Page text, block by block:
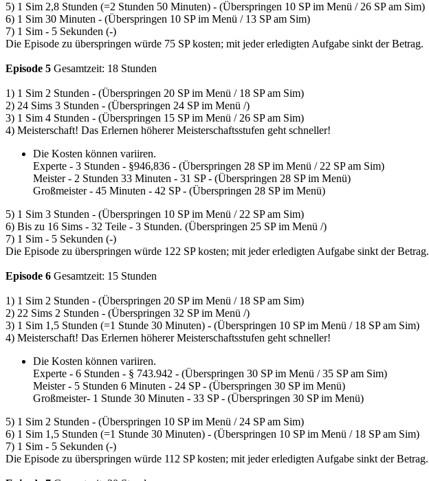
5) 1 Sim 2,8 Stunden (=2 Stunden 50 Minuten) - (Überspringen 10 SP im Menü / 26 SP am Sim)
6) 1 Sim 30 Minuten - (Überspringen 10 SP im Menü / 13 SP am Sim)
7) 1 Sim - 5 Sekunden (-)
Die Episode zu überspringen würde 75 SP kosten; mit jeder erledigten Aufgabe sinkt der Betrag.
Episode 5 Gesamtzeit: 18 Stunden
1) 1 Sim 2 Stunden - (Überspringen 20 SP im Menü / 18 SP am Sim)
2) 24 Sims 3 Stunden - (Überspringen 24 SP im Menü /)
3) 1 Sim 4 Stunden - (Überspringen 15 SP im Menü / 26 SP am Sim)
4) Meisterschaft! Das Erlernen höherer Meisterschaftsstufen geht schneller!
Die Kosten können variiren.
Experte - 3 Stunden - §946,836 - (Überspringen 28 SP im Menü / 22 SP am Sim)
Meister - 2 Stunden 33 Minuten - 31 SP - (Überspringen 28 SP im Menü)
Großmeister - 45 Minuten - 42 SP - (Überspringen 28 SP im Menü)
5) 1 Sim 3 Stunden - (Überspringen 10 SP im Menü / 22 SP am Sim)
6) Bis zu 16 Sims - 32 Teile - 3 Stunden. (Überspringen 25 SP im Menü /)
7) 1 Sim - 5 Sekunden (-)
Die Episode zu überspringen würde 122 SP kosten; mit jeder erledigten Aufgabe sinkt der Betrag.
Episode 6 Gesamtzeit: 15 Stunden
1) 1 Sim 2 Stunden - (Überspringen 20 SP im Menü / 18 SP am Sim)
2) 22 Sims 2 Stunden - (Überspringen 32 SP im Menü /)
3) 1 Sim 1,5 Stunden (=1 Stunde 30 Minuten) - (Überspringen 10 SP im Menü / 18 SP am Sim)
4) Meisterschaft! Das Erlernen höherer Meisterschaftsstufen geht schneller!
Die Kosten können variiren.
Experte - 6 Stunden - § 743.942 - (Überspringen 30 SP im Menü / 35 SP am Sim)
Meister - 5 Stunden 6 Minuten - 24 SP - (Überspringen 30 SP im Menü)
Großmeister- 1 Stunde 30 Minuten - 33 SP - (Überspringen 30 SP im Menü)
5) 1 Sim 2 Stunden - (Überspringen 10 SP im Menü / 24 SP am Sim)
6) 1 Sim 1,5 Stunden (=1 Stunde 30 Minuten) - (Überspringen 10 SP im Menü / 18 SP am Sim)
7) 1 Sim - 5 Sekunden (-)
Die Episode zu überspringen würde 112 SP kosten; mit jeder erledigten Aufgabe sinkt der Betrag.